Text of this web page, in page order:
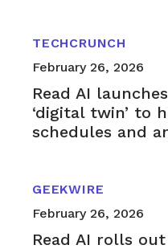
TECHCRUNCH
February 26, 2026
Read AI
‘digital twin’ to
schedules and
GEEKWIRE
February 26, 2026
Read AI rolls